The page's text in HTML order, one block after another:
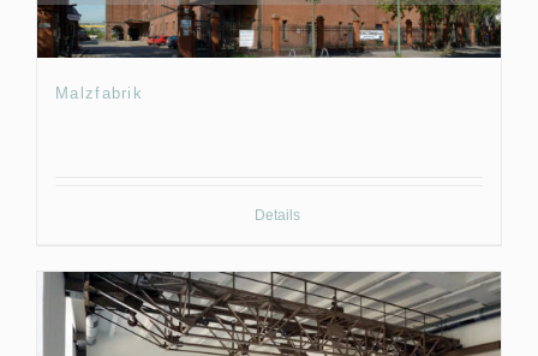
Malzfabrik
Details